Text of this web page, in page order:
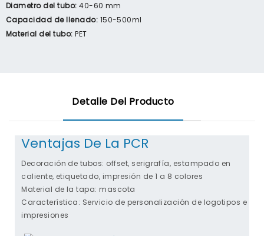
Diametro del tubo:40-60 mm
Capacidad de llenado: 150-500ml
Material del tubo:PET
Detalle Del Producto
Ventajas De La PCR
Decoración de tubos: offset, serigrafía, estampado en
caliente, etiquetado, impresión de 1 a 8 colores
Material de la tapa: mascota
Característica: Servicio de personalización de logotipos e
impresiones